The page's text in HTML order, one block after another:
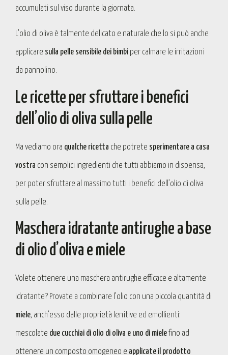
accumulati sul viso durante la giornata.
L’olio di oliva è talmente delicato e naturale che lo si può anche
applicare sulla pelle sensibile dei bimbi per calmare le irritazioni
da pannolino.
Le ricette per sfruttare i benefici
dell’olio di oliva sulla pelle
Ma vediamo ora qualche ricetta che potrete sperimentare a casa
vostra con semplici ingredienti che tutti abbiamo in dispensa,
per poter sfruttare al massimo tutti i benefici dell’olio di oliva
sulla pelle.
Maschera idratante antirughe a base
di olio d’oliva e miele
Volete ottenere una maschera antirughe efficace e altamente
idratante? Provate a combinare l’olio con una piccola quantità di
miele, anch’esso dalle proprietà lenitive ed emollienti:
mescolate due cucchiai di olio di oliva e uno di mielefino ad
ottenere un composto omogeneo e applicate il prodotto